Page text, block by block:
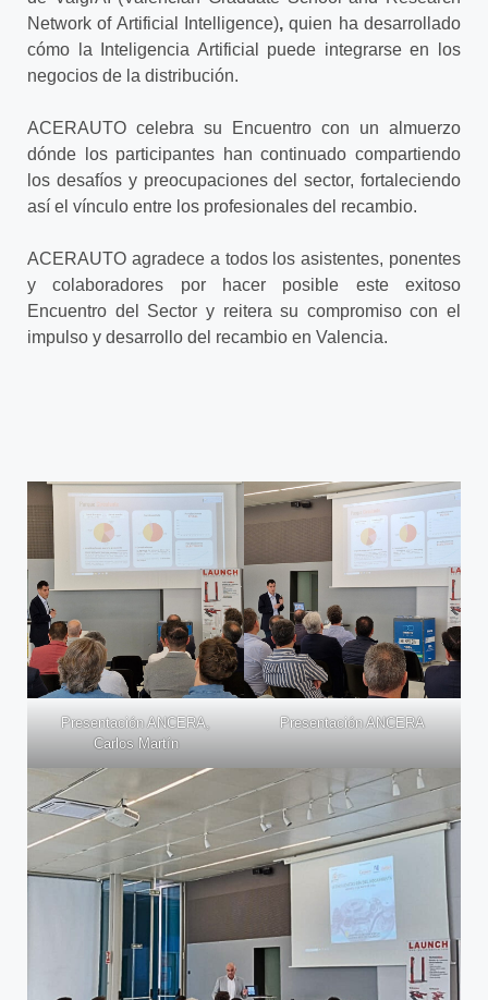
Network of Artificial Intelligence),quien ha desarrollado
cómo la Inteligencia Artificial puede integrarse en los
negocios de la distribución.
ACERAUTO celebra su Encuentro con un almuerzo
dónde los participantes han continuado compartiendo
los desafíos y preocupaciones del sector, fortaleciendo
así el vínculo entre los profesionales del recambio.
ACERAUTO agradece a todos los asistentes, ponentes
y colaboradores por hacer posible este exitoso
Encuentro del Sector y reitera su compromiso con el
impulso y desarrollo del recambio en Valencia.
Presentación ANCERA,
Carlos Martín
Presentación ANCERA